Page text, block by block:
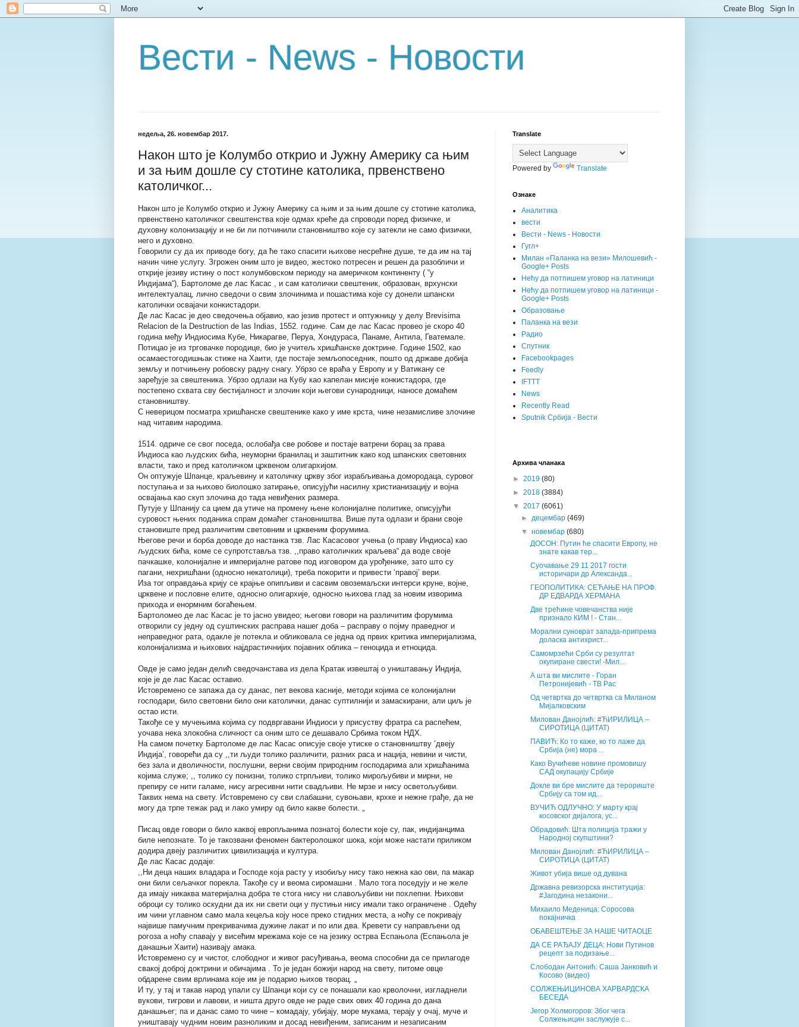
Вести - News - Новости
недеља, 26. новембар 2017.
Након што је Колумбо открио и Јужну Америку са њим
и за њим дошле су стотине католика, првенствено
католичког...
Након што је Колумбо открио и Јужну Америку са њим и за њим дошле су стотине католика,
првенствено католичког свештенства које одмах креће да спроводи поред физичке, и
духовну колонизацију и не би ли потчинили становништво које су затекли не само физички,
него и духовно.
Говорили су да их приводе богу, да ће тако спасити њихове несрећне душе, те да им на тај
начин чине услугу. Згрожен оним што је видео, жестоко потресен и решен да разобличи и
открије језиву истину о пост колумбовском периоду на америчком континенту ( “у
Индијама“), Бартоломе де лас Касас , и сам католички свештеник, образован, врхунски
интелектуалац, лично сведочи о свим злочинима и пошастима које су донели шпански
католички освајачи конкистадори.
Де лас Касас је део сведочења објавио, као језив протест и оптужницу у делу Brevisima
Relacion de la Destruction de las Indias, 1552. године. Сам де лас Касас провео је скоро 40
година међу Индиосима Кубе, Никарагве, Перуа, Хондураса, Панаме, Aнтила, Гватемале.
Потицао је из трговачке породице, био је учитељ хришћанске доктрине. Године 1502, као
осамаестогодишњак стиже на Хаити, где постаје земљопоседник, пошто од државе добија
земљу и потчињену робовску радну снагу. Убрзо се враћа у Европу и у Ватикану се
заређује за свештеника. Убрзо одлази на Кубу као капелан мисије конкистадора, где
постепено схвата сву бестијалност и злочин који његови сународници, наносе домаћем
становништву.
С неверицом посматра хришћанске свештенике како у име крста, чине незамисливе злочине
над читавим народима.
1514. одриче се свог поседа, ослобађа све робове и постаје ватрени борац за права
Индиоса као људских бића, неуморни бранилац и заштитник како код шпанских световних
власти, тако и пред католичком црквеном олигархијом.
Он оптужује Шпанце, краљевину и католичку цркву због израбљивања домородаца, суровог
поступања и за њихово биолошко затирање, описујући насилну христианизацију и војна
освајања као скуп злочина до тада невиђених размера.
Путује у Шпанију са цием да утиче на промену њене колонијалне политике, описујући
суровост њених поданика спрам домаћег становништва. Више пута одлази и брани своје
становиште пред различитим световним и црквеним форумима.
Његове речи и борба доводе до настанка тзв. Лас Касасовог учења (о праву Индиоса) као
људских бића, коме се супротставља тзв. ,,право католичких краљева“ да воде своје
пачкашке, колонијалне и империјалне ратове под изговором да урођенике, зато што су
пагани, нехришћани (односно некатолици), треба покорити и привести ‘правој’ вери.
Иза тог оправдања крију се крајње опипљиви и сасвим овоземаљски интерси круне, војне,
црквене и пословне елите, односно олигархије, односно њихова глад за новим изворима
прихода и енормним богаћењем.
Бартоломео де лас Касас је то јасно увидео; његови говори на различитим форумима
отворили су једну од суштинских расправа нашег доба – расправу о појму праведног и
неправедног рата, одакле је потекла и обликовала се једна од првих критика империјализма,
колонијализма и њихових најдрастичнијих појавних облика – геноцида и етноцида.
Овде је само један делић сведочанстава из дела Кратак извештај о уништавању Индија,
које је де лас Касас оставио.
Истовремено се запажа да су данас, пет векова касније, методи којима се колонијални
господари, било световни било они католички, данас суптилнији и замаскирани, али циљ је
остао исти.
Такође се у мучењима којима су подвргавани Индиоси у присуству фратра са распећем,
уочава нека злокобна сличност са оним што се дешавало Србима током НДХ.
На самом почетку Бартоломе де лас Касас описује своје утиске о становништву ‘двеју
Индија’, говорећи да су ,,ти људи толико различити, разних раса и нација, невини и чисти,
без зала и дволичности, послушни, верни својим природним господарима али хришћанима
којима служе; ,, толико су понизни, толико стрпљиви, толико мирољубиви и мирни, не
препиру се нити галаме, нису агресивни нити свадљиви. Не мрзе и нису осветољубиви.
Таквих нема на свету. Истовремено су сви слабашни, сувоњави, крхке и нежне грађе, да не
могу да трпе тежак рад и лако умиру од било какве болести. „
Писац овде говори о било каквој европљанима познатој болести које су, пак, индијанцима
биле непознате. То је такозвани феномен бактеролошког шока, који може настати приликом
додира двеју различитих цивилизација и култура.
Де лас Касас додаје:
,,Ни деца наших владара и Господе која расту у изобиљу нису тако нежна као ови, па макар
они били сељачког порекла. Такође су и веома сиромашни . Мало тога поседују и не желе
да имају никаква материјална добра те стога нису ни славољубиви ни похлепни. Њихови
оброци су толико оскудни да их ни свети оци у пустињи нису имали тако ограничене . Одећу
им чини углавном само мала кецеља коју носе преко стидних места, а ноћу се покривају
највише памучним прекривачима дужине лакат и по или два. Кревети су направљени од
рогоза а ноћу спавају у висећим мрежама које се на језику острва Еспањола (Еспањола је
данашњи Хаити) називају амака.
Истовремено су и чистог, слободног и живог расуђивања, веома способни да се прилагоде
свакој доброј доктрини и обичајима . То је један божији народ на свету, питоме овце
обдарене свим врлинама које им је подарио њихов творац. „
И ту, у тај и такав народ упали су Шпанци који су се понашали као крволочни, изгладнели
вукови, тигрови и лавови, и ништа друго овде не раде свих ових 40 година до дана
данашњег; па и данас само то чине – комадају, убијају, море мукама, терају у очај, муче и
уништавају чудним новим разноликим и досад невиђеним, записаним и незаписаним
Translate
Powered by Translate
Ознаке
Аналитика
вести
Вести - News - Новости
Гугл+
Милан «Паланка на вези» Милошевић -
Google+ Posts
Нећу да потпишем уговор на латиници
Нећу да потпишем уговор на латиници -
Google+ Posts
Образовање
Паланка на вези
Радио
Спутник
Facebookpages
Feedly
IFTTT
News
Recently Read
Sputnik Србија - Вести
Архива чланака
► 2019 (80)
► 2018 (3884)
▼ 2017 (6061)
►децембар(469)
▼новембар(680)
ДОСОН: Путин ће спасити Европу, не
знате какав тер...
Суочавање 29 11 2017 гости
историчари др Александа...
ГЕОПОЛИТИКА: СЕЋАЊЕ НА ПРОФ.
ДР ЕДВАРДА ХЕРМАНА
Две трећине човечанства није
признало КИМ ! - Стан...
Морални суноврат запада-припрема
доласка антихрист...
Самомрзећи Срби су резултат
окупиране свести! -Мил...
А шта ви мислите - Горан
Петронијевић - ТВ Рас
Од четвртка до четвртка са Миланом
Мијалковским
Милован Данојлић: #ЋИРИЛИЦА –
СИРОТИЦА (ЦИТАТ)
ПАВИЋ: Ко то каже, ко то лаже да
Србија (не) мора ...
Како Вучићеве новине промовишу
САД окупацију Србије
Докле ви бре мислите да терориште
Србију са том ид...
ВУЧИЋ ОДЛУЧНО: У марту крај
косовског дијалога, ус...
Обрадовић: Шта полиција тражи у
Народној скупштини?
Милован Данојлић: #ЋИРИЛИЦА –
СИРОТИЦА (ЦИТАТ)
Живот убија више од дувана
Државна ревизорска институција:
#Јагодина незакони...
Михаило Меденица: Соросова
покајничка
ОБАВЕШТЕЊЕ ЗА НАШЕ ЧИТАОЦЕ
ДА СЕ РАЂАЈУ ДЕЦА: Нови Путинов
рецепт за подизање...
Слободан Антонић: Саша Јанковић и
Косово (видео)
СОЛЖЕЊИЦИНОВА ХАРВАРДСКА
БЕСЕДА
Јегор Холмогоров: Због чега
Солжењицин заслужује с...